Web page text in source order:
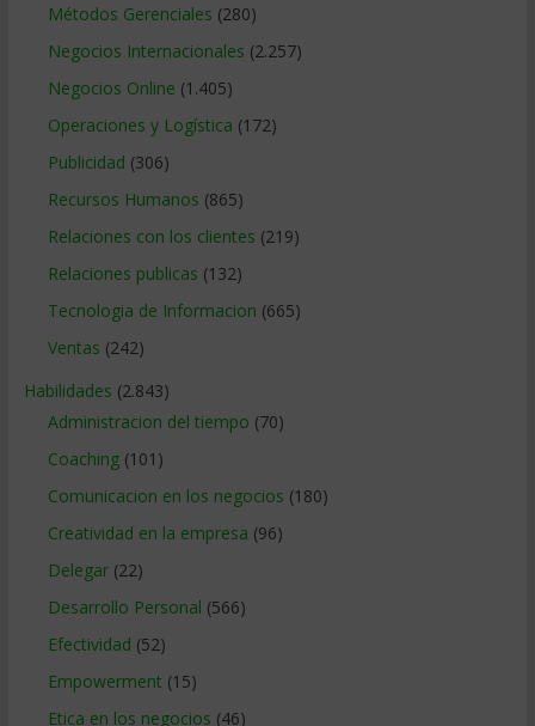
Métodos Gerenciales (280)
Negocios Internacionales (2.257)
Negocios Online (1.405)
Operaciones y Logística (172)
Publicidad (306)
Recursos Humanos (865)
Relaciones con los clientes (219)
Relaciones publicas (132)
Tecnologia de Informacion (665)
Ventas (242)
Habilidades (2.843)
Administracion del tiempo (70)
Coaching(101)
Comunicacion en los negocios (180)
Creatividad en la empresa (96)
Delegar(22)
Desarrollo Personal (566)
Efectividad (52)
Empowerment (15)
Etica en los negocios (46)